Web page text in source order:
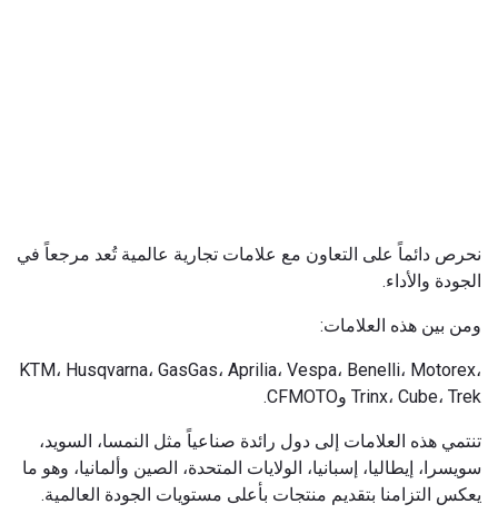
نحرص دائماً على التعاون مع علامات تجارية عالمية تُعد مرجعاً في
الجودة والأداء.
ومن بين هذه العلامات:
KTM، Husqvarna، GasGas، Aprilia، Vespa، Benelli، Motorex،
Trinx، Cube، Trek وCFMOTO.
تنتمي هذه العلامات إلى دول رائدة صناعياً مثل النمسا، السويد،
سويسرا، إيطاليا، إسبانيا، الولايات المتحدة، الصين وألمانيا، وهو ما
يعكس التزامنا بتقديم منتجات بأعلى مستويات الجودة العالمية.